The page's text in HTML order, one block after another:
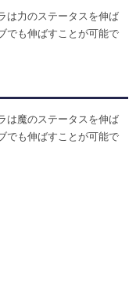
は力のステータスを伸ば
でも伸ばすことが可能で
は魔のステータスを伸ば
でも伸ばすことが可能で